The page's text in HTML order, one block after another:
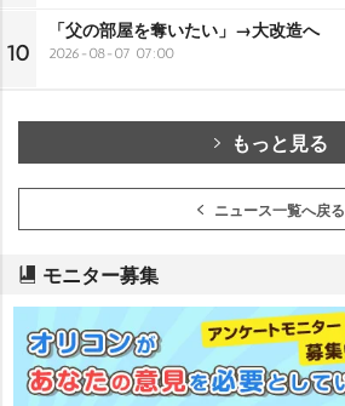
10
「父の部屋を奪いたい」→大改造へ
2026-08-07 07:00
もっと見る
ニュース一覧へ戻る
モニター募集